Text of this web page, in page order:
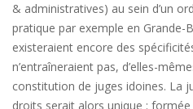
& administratives) au sein d’un
pratique par exemple en Grande-
existeraient encore des
n’entraîneraient pas, d’elles-
constitution de juges idoines. La
droits serait alors unique :